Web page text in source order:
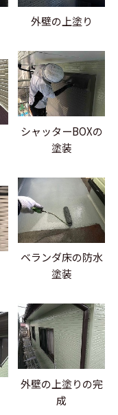
外壁の上塗り
シャッターBOXの
塗装
ベランダ床の防水
塗装
外壁の上塗りの完
成